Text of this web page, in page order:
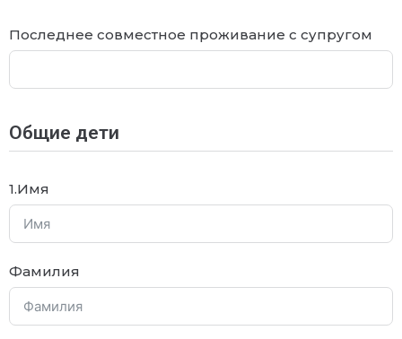
Последнее совместное проживание с супругом
Общие дети
1.Имя
Фамилия